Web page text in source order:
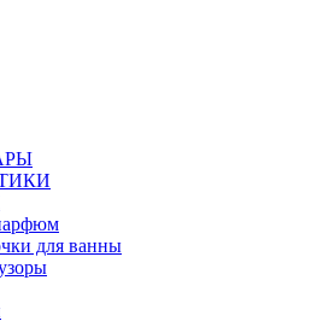
для ванны